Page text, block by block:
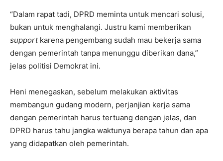
“Dalam rapat tadi, DPRD meminta untuk mencari solusi,
bukan untuk menghalangi. Justru kami memberikan
supportkarena pengembang sudah mau bekerja sama
dengan pemerintah tanpa menunggu diberikan dana,”
jelas politisi Demokrat ini.
Heni menegaskan, sebelum melakukan aktivitas
membangun gudang modern, perjanjian kerja sama
dengan pemerintah harus tertuang dengan jelas, dan
DPRD harus tahu jangka waktunya berapa tahun dan apa
yang didapatkan oleh pemerintah.